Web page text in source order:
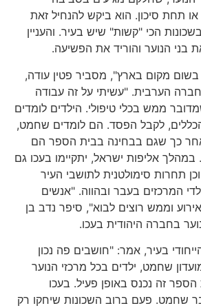
תחת סיכון. הוא ביקש להנחיל זאת
הכי "קשות" שיש בעיר. והעניין
הנוער והוריד את הפשיעה.
מקום בארץ", מסביר פטין עודה,
הערבית. "עשיתי על זה עבודה
ממש בכלי טיפולי. הילדים לומדים
לקבל הפסד. הם לומדים שחמט,
כך שגם בבחינה בבית הספר הם
אליפות ישראל, יתקיימו בעכו גם
תחרות סימולטנית לתושבי העיר
המרכזים בעבר ובהווה. "אנשים
וממש רוצים לבוא", סיפר נדב בן
בחברה היהודית בעכו.
בעיר, אמר: "חושבים פה נכון
שחמט, ילדים בכל מרכזי הנוער
זה נכנס באופן פעיל. בעכו
פעם ברוב השכונות שיחקו רק